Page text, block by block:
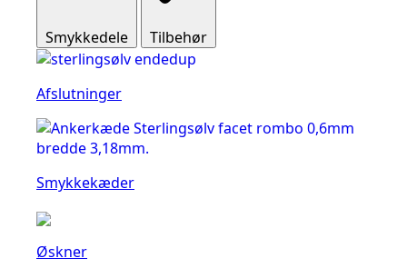
Smykkedele Tilbehør
Afslutninger
Smykkekæder
Øskner